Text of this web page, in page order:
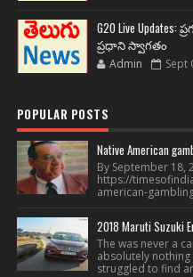
G20 Live
ప్రధాని స్వాగతం
Admin Sept
POPULAR POSTS
Native American
By September 18,
https://
american-
2018 Maruti Suzuki
The was never a
absolutely
struggled to find